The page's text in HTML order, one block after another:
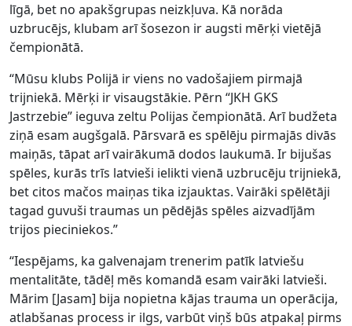
līgā, bet no apakšgrupas neizkļuva. Kā norāda
uzbrucējs, klubam arī šosezon ir augsti mērķi vietējā
čempionātā.
“Mūsu klubs Polijā ir viens no vadošajiem pirmajā
trijniekā. Mērķi ir visaugstākie. Pērn “JKH GKS
Jastrzebie” ieguva zeltu Polijas čempionātā. Arī budžeta
ziņā esam augšgalā. Pārsvarā es spēlēju pirmajās divās
maiņās, tāpat arī vairākumā dodos laukumā. Ir bijušas
spēles, kurās trīs latvieši ielikti vienā uzbrucēju trijniekā,
bet citos mačos maiņas tika izjauktas. Vairāki spēlētāji
tagad guvuši traumas un pēdējās spēles aizvadījām
trijos pieciniekos.”
“Iespējams, ka galvenajam trenerim patīk latviešu
mentalitāte, tādēļ mēs komandā esam vairāki latvieši.
Mārim [Jasam] bija nopietna kājas trauma un operācija,
atlabšanas process ir ilgs, varbūt viņš būs atpakaļ pirms